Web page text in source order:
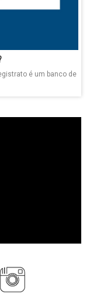
é um banco de